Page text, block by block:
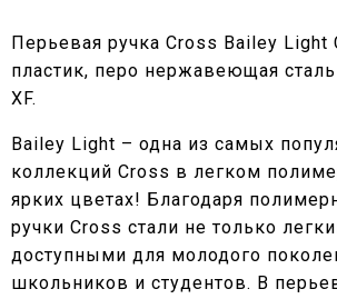
Перьевая ручка Cross Bailey Light
пластик, перо нержавеющая сталь
XF.
Bailey Light – одна из самых
коллекций Cross в легком
ярких цветах! Благодаря
ручки Cross стали не только
доступными для молодого
школьников и студентов. В